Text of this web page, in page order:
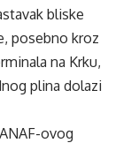
bliske
posebno kroz
na Krku,
plina dolazi
ovog